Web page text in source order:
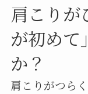
肩こりが
が初めて
か？
肩こりがつらく